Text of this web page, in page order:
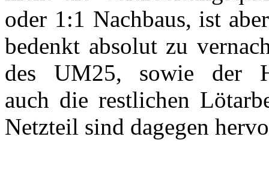
oder 1:1 Nachbaus, ist
bedenkt absolut zu
des UM25, sowie der
auch die restlichen
Netzteil sind dagegen